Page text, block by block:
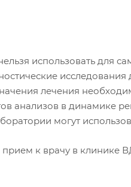
использовать для
лечения
анализов в динамике
могут
к врачу в клинике